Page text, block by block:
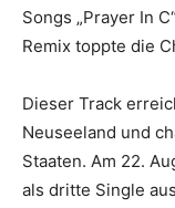
Songs „Prayer In
Remix toppte die
Dieser Track
Neuseeland und
Staaten. Am 22.
als dritte Single